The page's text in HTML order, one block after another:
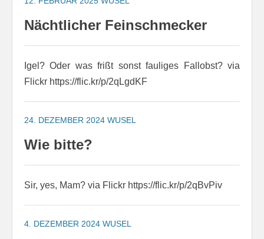
Nächtlicher Feinschmecker
Igel? Oder was frißt sonst fauliges Fallobst? via
Flickr https://flic.kr/p/2qLgdKF
24. DEZEMBER 2024 WUSEL
Wie bitte?
Sir, yes, Mam? via Flickr https://flic.kr/p/2qBvPiv
4. DEZEMBER 2024 WUSEL